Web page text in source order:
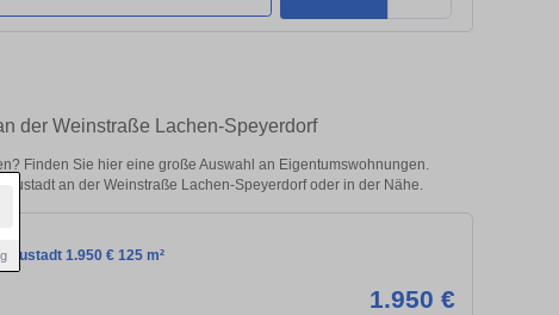
der Weinstraße Lachen-Speyerdorf
Finden Sie hier eine große Auswahl an Eigentumswohnungen.
an der Weinstraße Lachen-Speyerdorf oder in der Nähe.
1.950 € 125 m²
1.950 €